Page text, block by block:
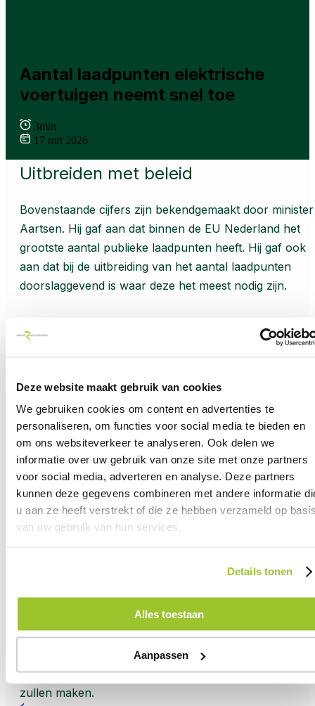
Deze website maakt gebruik van cookies
We gebruiken cookies om content en advertenties te
personaliseren, om functies voor social media te bieden en
om ons websiteverkeer te analyseren. Ook delen we
informatie over uw gebruik van onze site met onze partners
voor social media, adverteren en analyse. Deze partners
kunnen deze gegevens combineren met andere informatie
u aan ze heeft verstrekt of die ze hebben verzameld op
van uw gebruik van hun services.
Details tonen
Alles toestaan
Aanpassen
Aantal laadpunten elektrische
voertuigen neemt snel toe
3min
17 mrt 2026
Uitbreiden met beleid
Bovenstaande cijfers zijn bekendgemaakt door minister
Aartsen. Hij gaf aan dat binnen de EU Nederland het
grootste aantal publieke laadpunten heeft. Hij gaf ook
aan dat bij de uitbreiding van het aantal laadpunten
doorslaggevend is waar deze het meest nodig zijn.
Inzicht in kosten
geüniformeerd, zo gaf de minister tevens aan. Op die
manier kan men eenvoudig vooraf zien wat het
gaat kosten en hoe deze prijs tot stand is gekomen.
Subsidie voor opladen elektrisch
vrachtverkeer
snelwegen, zodat in de toekomst snelladen voor
vrachtwagens langs de snelweg overal mogelijk wordt.
Daarnaast is er € 96 miljoen subsidie (SPRILA en
SPULA) beschikbaar gesteld voor de aanleg van
laadinfrastructuur in de logistiek en de bouw, zodat
sectoren sneller de overstap naar elektrisch vervoer
zullen maken.